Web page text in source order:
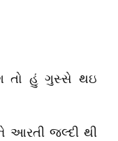
તો હું ગુસ્સે થઇ
જલ્દી થી